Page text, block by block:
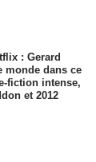
: Gerard
monde dans ce
fiction intense,
et 2012